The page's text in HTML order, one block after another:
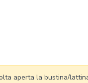
aperta la bustina/